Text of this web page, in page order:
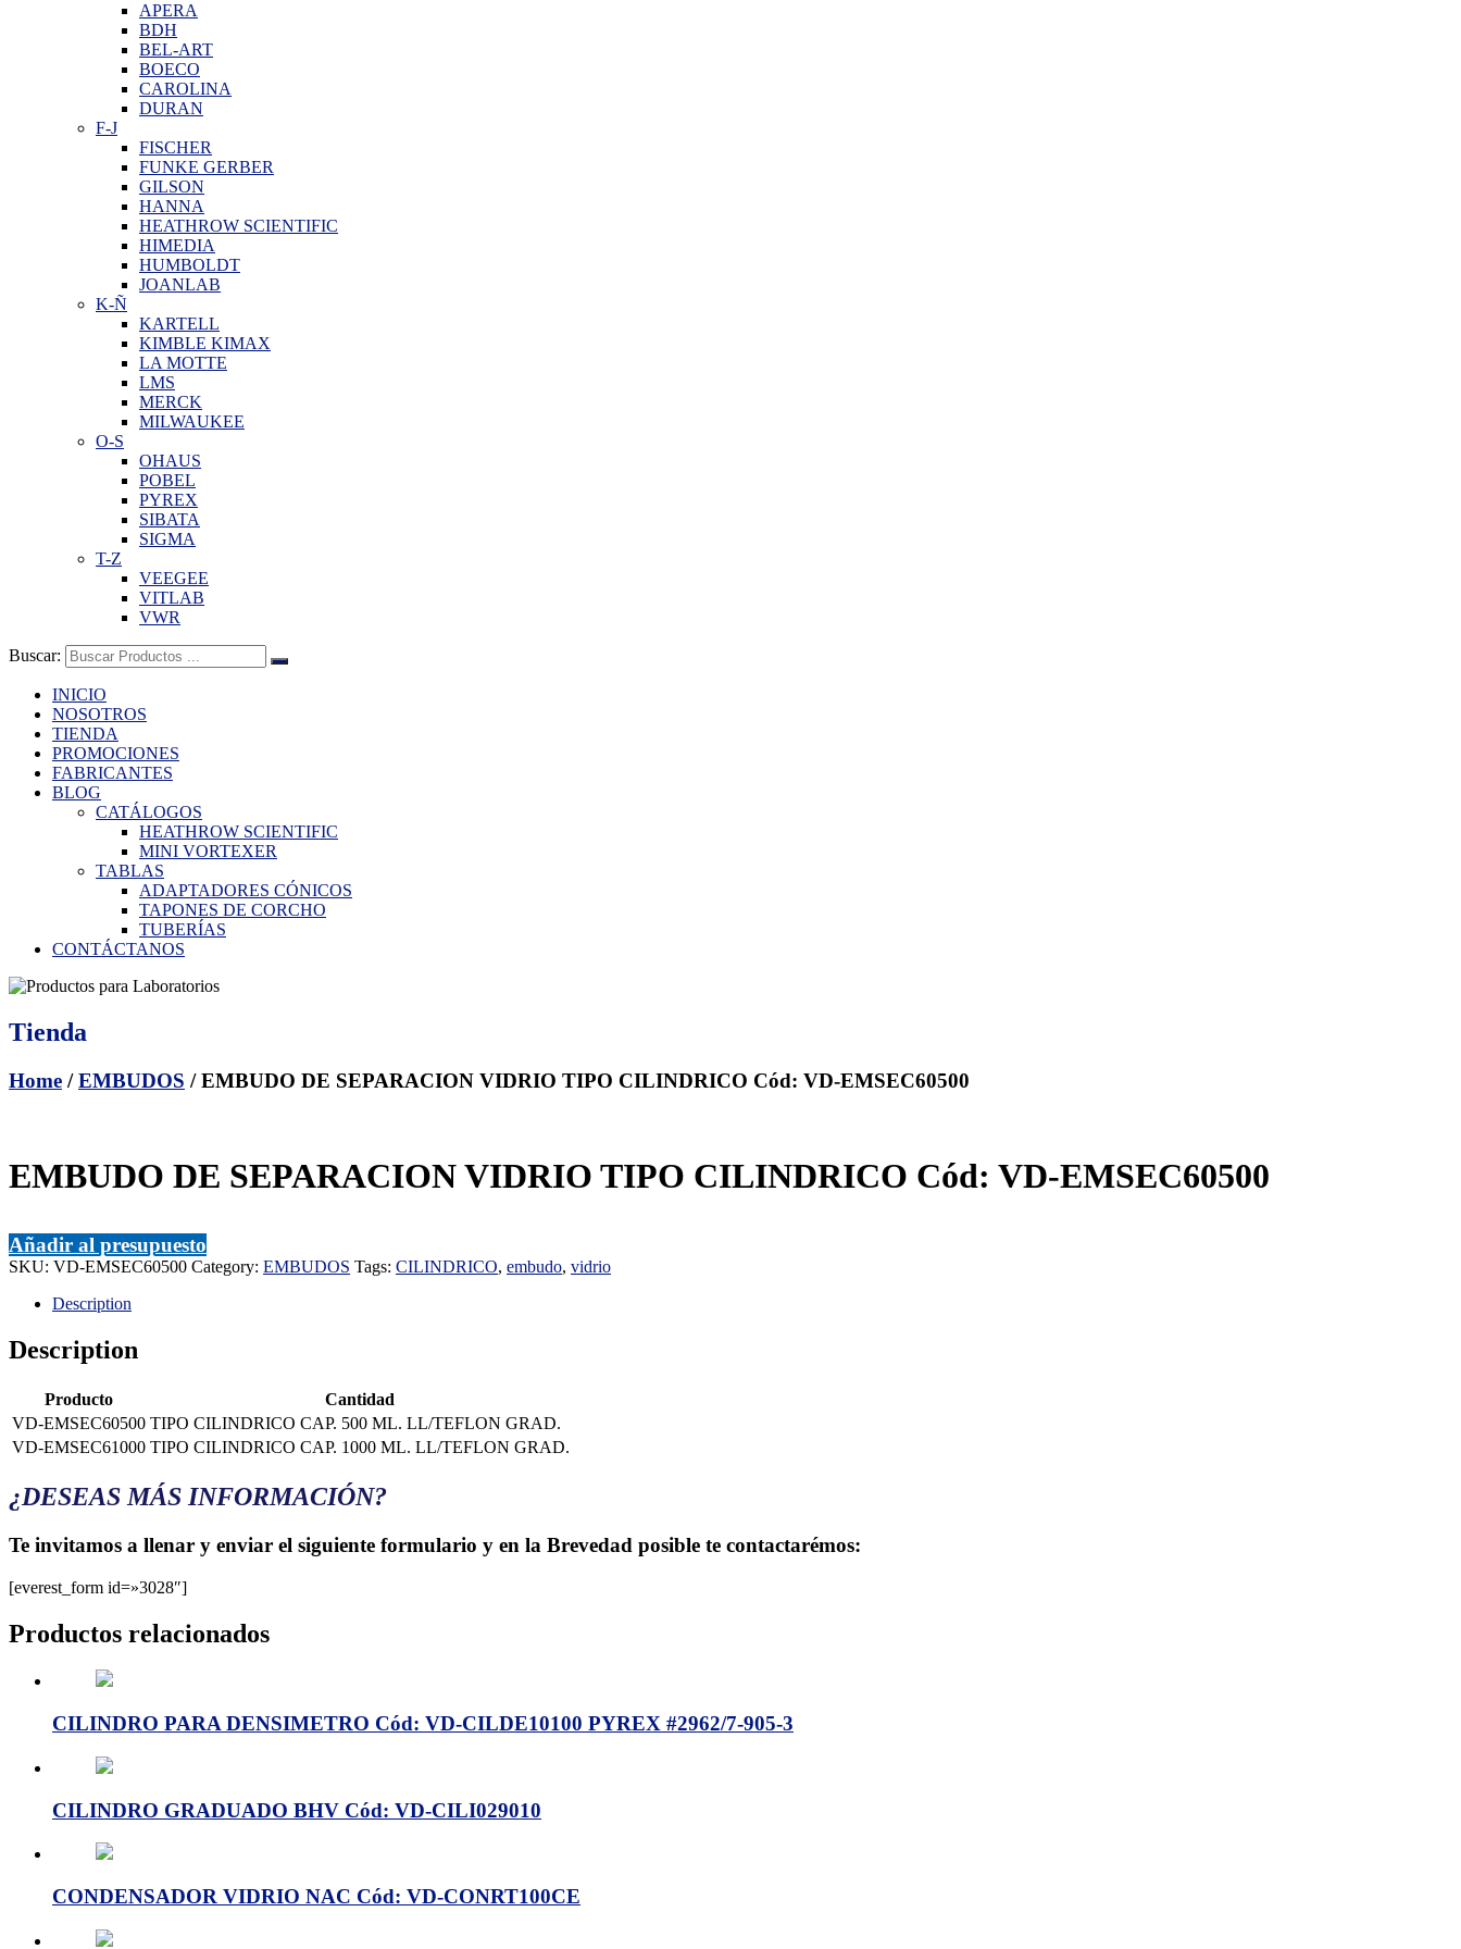
APERA
BDH
BEL-ART
BOECO
CAROLINA
DURAN
F-J
FISCHER
FUNKE GERBER
GILSON
HANNA
HEATHROW SCIENTIFIC
HIMEDIA
HUMBOLDT
JOANLAB
K-Ñ
KARTELL
KIMBLE KIMAX
LA MOTTE
LMS
MERCK
MILWAUKEE
O-S
OHAUS
POBEL
PYREX
SIBATA
SIGMA
T-Z
VEEGEE
VITLAB
VWR
Buscar:
INICIO
NOSOTROS
TIENDA
PROMOCIONES
FABRICANTES
BLOG
CATÁLOGOS
HEATHROW SCIENTIFIC
MINI VORTEXER
TABLAS
ADAPTADORES CÓNICOS
TAPONES DE CORCHO
TUBERÍAS
CONTÁCTANOS
Tienda
Home /EMBUDOS / EMBUDO DE SEPARACION VIDRIO TIPO CILINDRICO Cód: VD-EMSEC60500
EMBUDO DE SEPARACION VIDRIO TIPO CILINDRICO Cód: VD-EMSEC60500
Añadir al presupuesto
SKU: VD-EMSEC60500 Category: EMBUDOS Tags: CILINDRICO, embudo, vidrio
Description
Description
Producto
Cantidad
VD-EMSEC60500 TIPO CILINDRICO CAP. 500 ML. LL/TEFLON GRAD.
VD-EMSEC61000 TIPO CILINDRICO CAP. 1000 ML. LL/TEFLON GRAD.
¿DESEAS MÁS INFORMACIÓN?
Te invitamos a llenar y enviar el siguiente formulario y en la Brevedad posible te contactarémos:
[everest_form id=»3028″]
Productos relacionados
CILINDRO PARA DENSIMETRO Cód: VD-CILDE10100 PYREX #2962/7-905-3
CILINDRO GRADUADO BHV Cód: VD-CILI029010
CONDENSADOR VIDRIO NAC Cód: VD-CONRT100CE